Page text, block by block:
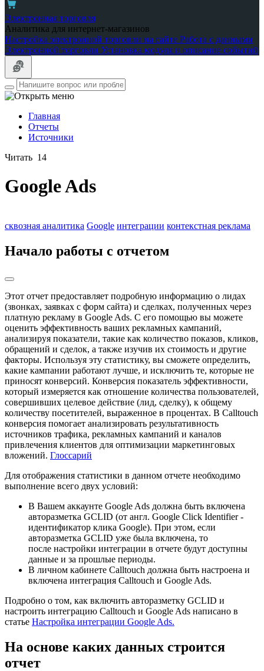
Электронная торговля
Аналитика для интернет-магазинов
Настройка электронной торговли на сайте Работа с данными
Электронной торговли Установка модуля и описание событий
Главная
Отчеты
Источники
Читать 14
Google Ads
сквозная аналитика Google интеграции контекстная реклама
Начало работы с отчетом
Этот отчет предоставляет подробную информацию о лидах
(звонках, заявках с форм сайта) и сделках, полученных через
платную рекламу в Google Ads. С его помощью вы можете
оценить эффективность ваших рекламных кампаний,
анализируя показатели, такие как количество показов, кликов,
обращений и сделок, а также изучив их стоимость и другие
факторы. Используя эту статистику, вы сможете определить,
какие кампании работают лучше, и исключить те, которые не
приносят конверсий. Конверсия показатель эффективности,
который измеряется как отношение количества пользователей,
совершивших целевое действие (лид, сделку), к общему
количеству посетителей, выраженное в процентах. В Calltouch
конверсия помогает анализировать результативность
источников трафика, рекламных кампаний и каналов
привлечения клиентов для оптимизации маркетинговых
вложений. Глоссарий
Для отображения статистики в данном отчете необходимо
выполнение всего двух условий:
В Вашем аккаунте Google Ads должна быть включена
авторазметка GCLID (от англ. Google Click Identifier -
идентификатор клика Google). При этом, если
авторазметка GCLID уже была включена, то
после настройки интеграции в отчете будут доступны
данные и за прошлые периоды.
В личном кабинете Calltouch должна быть настроена и
включена интеграция Calltouch и Google Ads.
Подробно о том, как включить авторазметку GCLID и
настроить интеграцию Calltouch и Google Ads написано в
статье Настройка интеграции Google Ads.
На основе каких данных строится
отчет